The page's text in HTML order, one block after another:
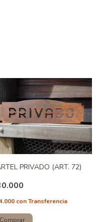
PRIVADO (ART. 72)
conTransferencia